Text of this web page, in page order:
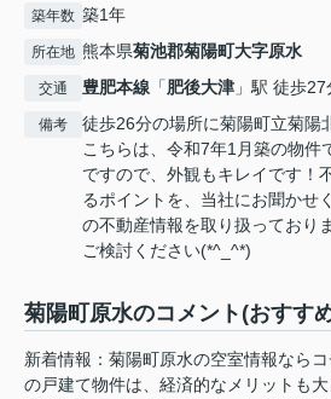
築年数 築1年
所在地 熊本県菊池郡菊陽町大字原水
交通 豊肥本線 「肥後大津 」駅 徒歩27
備考
徒歩26分の場所に菊陽町立菊陽
こちらは、令和7年1月築の物件
ですので、外観もキレイです！
るポイントを、当社にお聞かせ
の不動産情報を取り扱っており
ご検討ください(*^_^*)
菊陽町原水のコメント(おすす
新着情報：菊陽町原水の空室情報なら
の戸建て物件は、経済的なメリットも